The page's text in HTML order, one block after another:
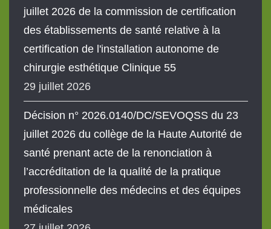
juillet 2026 de la commission de certification
des établissements de santé relative à la
certification de l'installation autonome de
chirurgie esthétique Clinique 55
29 juillet 2026
Décision n° 2026.0140/DC/SEVOQSS du 23
juillet 2026 du collège de la Haute Autorité de
santé prenant acte de la renonciation à
l’accréditation de la qualité de la pratique
professionnelle des médecins et des équipes
médicales